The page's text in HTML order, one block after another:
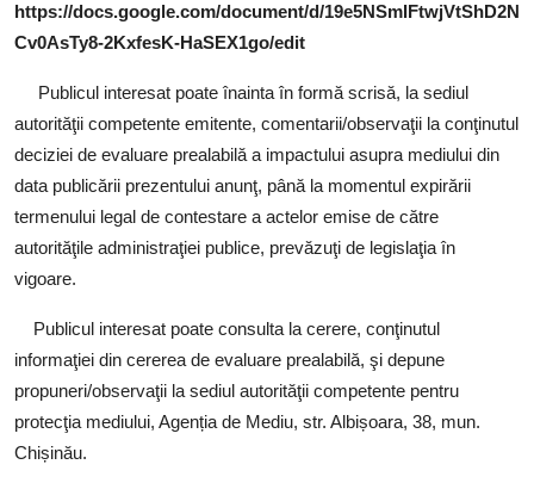
https://docs.google.com/document/d/19e5NSmIFtwjVtShD2N
Cv0AsTy8-2KxfesK-HaSEX1go/edit
Publicul interesat poate înainta în formă scrisă, la sediul
autorităţii competente emitente, comentarii/observaţii la conţinutul
deciziei de evaluare prealabilă a impactului asupra mediului din
data publicării prezentului anunţ, până la momentul expirării
termenului legal de contestare a actelor emise de către
autorităţile administraţiei publice, prevăzuţi de legislaţia în
vigoare.
Publicul interesat poate consulta la cerere, conţinutul
informaţiei din cererea de evaluare prealabilă, şi depune
propuneri/observaţii la sediul autorităţii competente pentru
protecţia mediului, Agenția de Mediu, str. Albișoara, 38, mun.
Chișinău.